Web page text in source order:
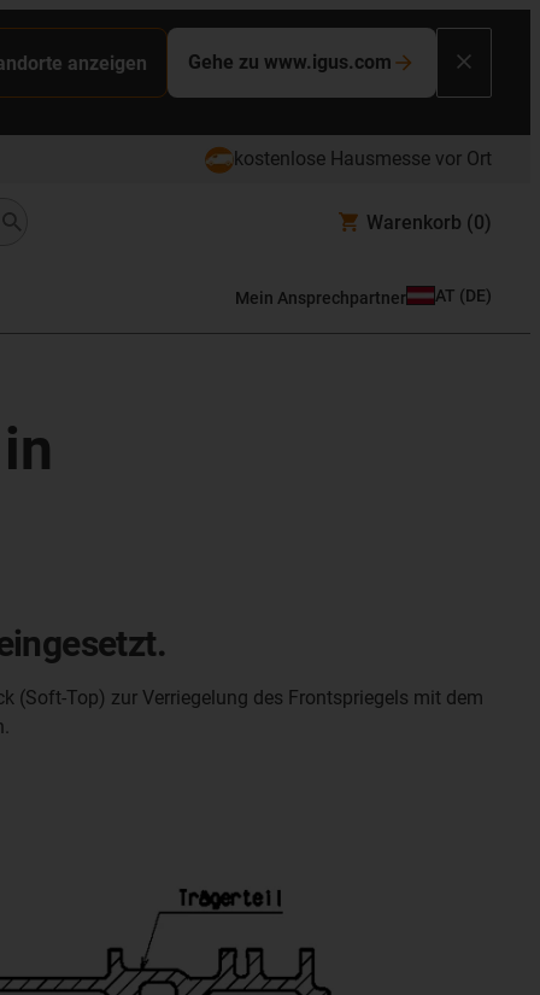
anzeigen Gehe zu www.igus.com
kostenlose Hausmesse vor Ort
Warenkorb (0)
Mein Ansprechpartner AT (DE)
Top) zur Verriegelung des Frontspriegels mit dem